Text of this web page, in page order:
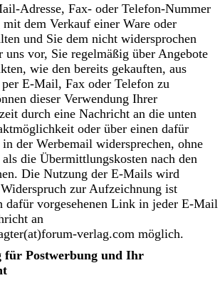
Adresse, Fax- oder Telefon-Nummer
dem Verkauf einer Ware oder
und Sie dem nicht widersprochen
uns vor, Sie regelmäßig über Angebote
wie den bereits gekauften, aus
E-Mail, Fax oder Telefon zu
dieser Verwendung Ihrer
durch eine Nachricht an die unten
oder über einen dafür
der Werbemail widersprechen, ohne
die Übermittlungskosten nach den
Die Nutzung der E-Mails wird
zur Aufzeichnung ist
dafür vorgesehenen Link in jeder E-Mail
an
verlag.com möglich.
für Postwerbung und Ihr